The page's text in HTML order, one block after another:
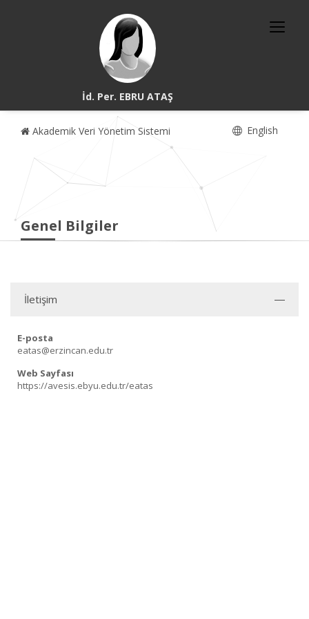
İd. Per. EBRU ATAŞ
Akademik Veri Yönetim Sistemi English
Genel Bilgiler
İletişim
E-posta
eatas@erzincan.edu.tr
Web Sayfası
https://avesis.ebyu.edu.tr/eatas